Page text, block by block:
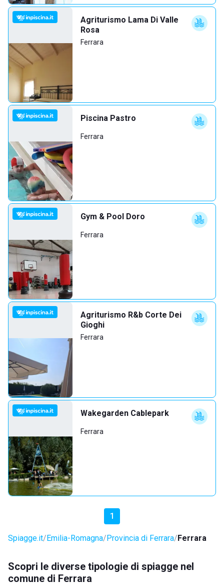
Agriturismo Lama Di Valle
Rosa
Ferrara
Piscina Pastro
Ferrara
Gym & Pool Doro
Ferrara
Agriturismo R&b Corte Dei
Gioghi
Ferrara
Wakegarden Cablepark
Ferrara
1
Spiagge.it Emilia-Romagna Provincia di Ferrara Ferrara
Scopri le diverse tipologie di spiagge nel
comune di Ferrara